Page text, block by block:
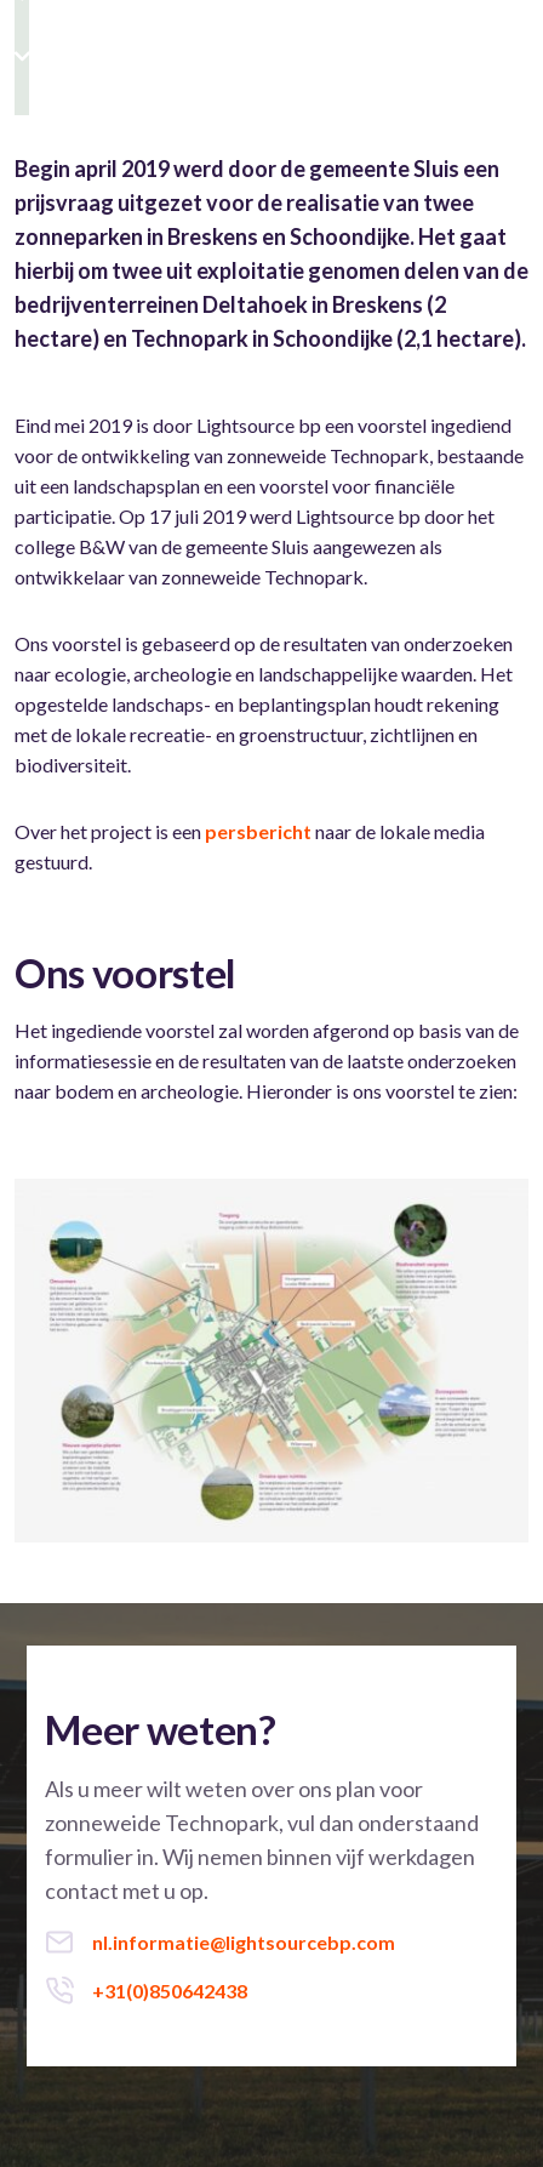
Begin april 2019 werd door de gemeente Sluis een
prijsvraag uitgezet voor de realisatie van twee
zonneparken in Breskens en Schoondijke. Het gaat
hierbij om twee uit exploitatie genomen delen van de
bedrijventerreinen Deltahoek in Breskens (2
hectare) en Technopark in Schoondijke (2,1 hectare).
Eind mei 2019 is door Lightsource bp een voorstel ingediend
voor de ontwikkeling van zonneweide Technopark, bestaande
uit een landschapsplan en een voorstel voor financiële
participatie. Op 17 juli 2019 werd Lightsource bp door het
college B&W van de gemeente Sluis aangewezen als
ontwikkelaar van zonneweide Technopark.
Ons voorstel is gebaseerd op de resultaten van onderzoeken
naar ecologie, archeologie en landschappelijke waarden. Het
opgestelde landschaps- en beplantingsplan houdt rekening
met de lokale recreatie- en groenstructuur, zichtlijnen en
biodiversiteit.
Over het project is een persbericht naar de lokale media
gestuurd.
Ons voorstel
Het ingediende voorstel zal worden afgerond op basis van de
informatiesessie en de resultaten van de laatste onderzoeken
naar bodem en archeologie. Hieronder is ons voorstel te zien:
Meer weten?
Als u meer wilt weten over ons plan voor
zonneweide Technopark, vul dan onderstaand
formulier in. Wij nemen binnen vijf werkdagen
contact met u op.
nl.informatie@lightsourcebp.com
+31(0)850642438